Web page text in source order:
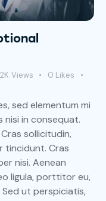
2K Views 0 Likes
sed elementum mi
nisi in consequat.
sollicitudin,
tincidunt. Cras
nisi. Aenean
ligula, porttitor eu,
ut perspiciatis,